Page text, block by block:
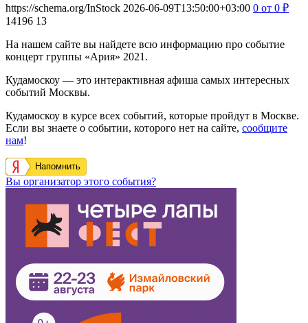
https://schema.org/InStock 2026-06-09T13:50:00+03:00 0 от 0 ₽
14196 13
На нашем сайте вы найдете всю информацию про событие
концерт группы «Ария» 2021.
Кудамоскоу — это интерактивная афиша самых интересных
событий Москвы.
Кудамоскоу в курсе всех событий, которые пройдут в Москве.
Если вы знаете о событии, которого нет на сайте, сообщите
нам!
Напомнить
Вы организатор этого события?